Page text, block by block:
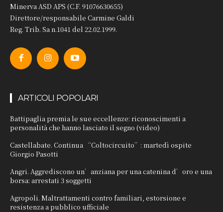
Minerva ASD APS (C.F. 91076630655)
Direttore/responsabile Carmine Galdi
Reg. Trib. Sa n.1041 del 22.02.1999.
ARTICOLI POPOLARI
Battipaglia premia le sue eccellenze: riconoscimenti a
personalità che hanno lasciato il segno (video)
Castellabate. Continua “Coltocircuito”: martedì ospite
Giorgio Pasotti
Angri. Aggrediscono un’anziana per una catenina d’oro e una
borsa: arrestati 3 soggetti
Agropoli. Maltrattamenti contro familiari, estorsione e
resistenza a pubblico ufficiale